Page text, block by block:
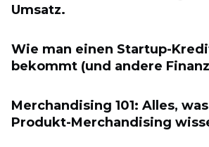
Umsatz.
Wie man einen Startup-
bekommt (und andere
Merchandising 101: Alles,
Produkt-Merchandising